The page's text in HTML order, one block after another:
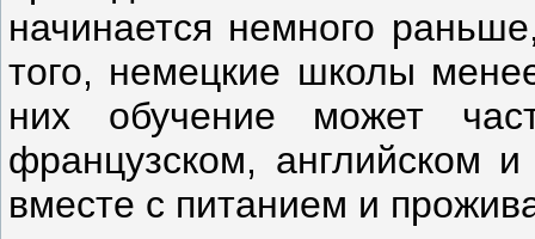
начинается немного
того, немецкие школы
них обучение может
французском, английском
вместе с питанием и